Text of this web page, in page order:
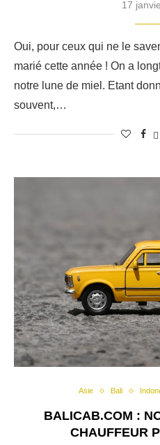
17
Oui, pour ceux qui ne le
marié cette année ! On a
notre lune de miel. Etant
souvent,…
Asie Bali
BALICAB.COM :
CHAUFFEUR